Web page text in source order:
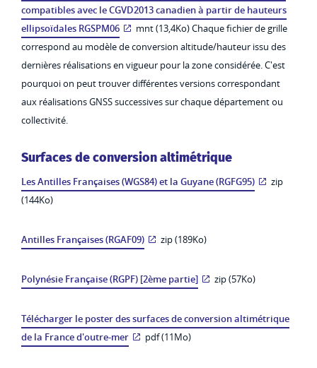
compatibles avec le CGVD2013 canadien à partir de hauteurs
ellipsoïdales RGSPM06
mnt (13,4Ko)Chaque fichier de grille
correspond au modèle de conversion altitude/hauteur issu des
dernières réalisations en vigueur pour la zone considérée. C'est
pourquoi on peut trouver différentes versions correspondant
aux réalisations GNSS successives sur chaque département ou
collectivité.
Surfaces de conversion altimétrique
Les Antilles Françaises (WGS84) et la Guyane (RGFG95)
zip
(144Ko)
Antilles Françaises (RGAF09) zip (189Ko)
Polynésie Française (RGPF) [2ème partie] zip (57Ko)
Télécharger le poster des surfaces de conversion altimétrique
de la France d'outre-mer
pdf (11Mo)